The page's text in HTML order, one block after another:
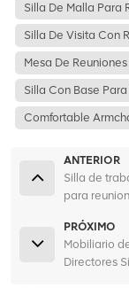
Silla De Malla Para
Silla De Visita Con
Mesa De
Silla Con Base
Comfortable
ANTERIOR
Silla de
para
PRÓXIMO
Mobiliario
Directores